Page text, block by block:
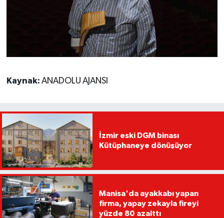
Kaynak: ANADOLU AJANSI
İzmir eski DGM binası
Kütüphaneye dönüşüyor
Manisa'da ayakkabı yapan
firma, yapay zekayla fireyi
yüzde 80 azalttı